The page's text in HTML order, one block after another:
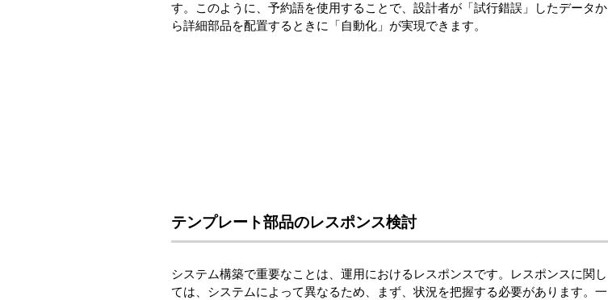
す。このように、予約語を使用することで、設計者が「試行錯誤」したデータか
ら詳細部品を配置するときに「自動化」が実現できます。
テンプレート部品のレスポンス検討
システム構築で重要なことは、運用におけるレスポンスです。レスポンスに関し
ては、システムによって異なるため、まず、状況を把握する必要があります。一